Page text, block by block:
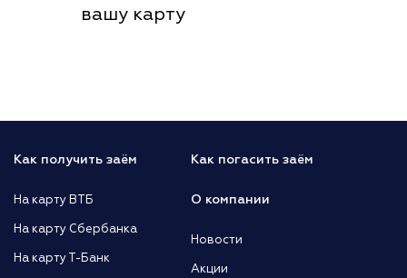
вашу карту
Как получить заём
На карту ВТБ
На карту Сбербанка
На карту Т-Банк
Как погасить заём
О компании
Новости
Акции